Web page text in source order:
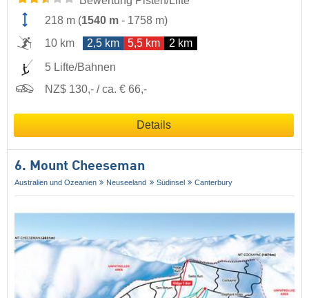
218 m (1540 m - 1758 m)
10 km
2,5 km 5,5 km 2 km
5 Lifte/Bahnen
NZ$ 130,- / ca. € 66,-
Details
6. Mount Cheeseman
Australien und Ozeanien Neuseeland Südinsel Canterbury